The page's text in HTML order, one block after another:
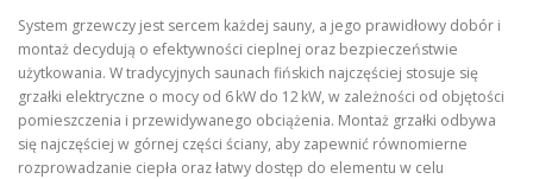
System grzewczy jest sercem każdej sauny, a jego prawidłowy dobór i
montaż decydują o efektywności cieplnej oraz bezpieczeństwie
użytkowania. W tradycyjnych saunach fińskich najczęściej stosuje się
grzałki elektryczne o mocy od 6 kW do 12 kW, w zależności od objętości
pomieszczenia i przewidywanego obciążenia. Montaż grzałki odbywa
się najczęściej w górnej części ściany, aby zapewnić równomierne
rozprowadzanie ciepła oraz łatwy dostęp do elementu w celu